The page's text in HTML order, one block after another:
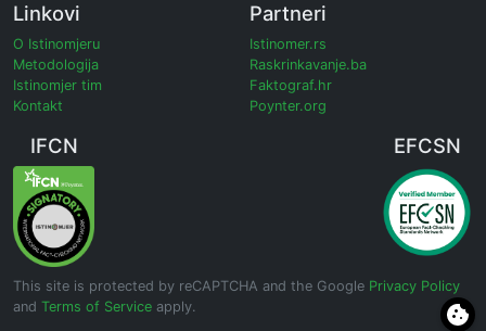
Linkovi
O Istinomjeru
Metodologija
Istinomjer tim
Kontakt
Partneri
Istinomer.rs
Raskrinkavanje.ba
Faktograf.hr
Poynter.org
IFCN EFCSN
This site is protected by reCAPTCHA and the Google Privacy Policy
and Terms of Service apply.